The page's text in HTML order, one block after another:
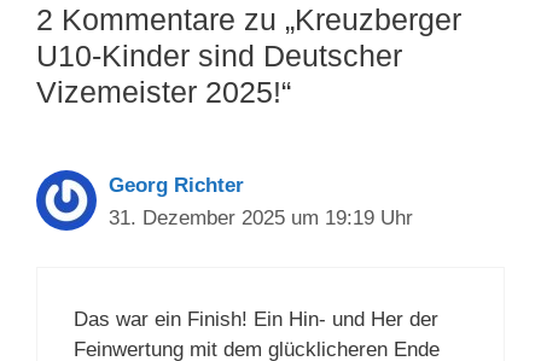
2 Kommentare zu „Kreuzberger
U10-Kinder sind Deutscher
Vizemeister 2025!“
Georg Richter
31. Dezember 2025 um 19:19 Uhr
Das war ein Finish! Ein Hin- und Her der
Feinwertung mit dem glücklicheren Ende